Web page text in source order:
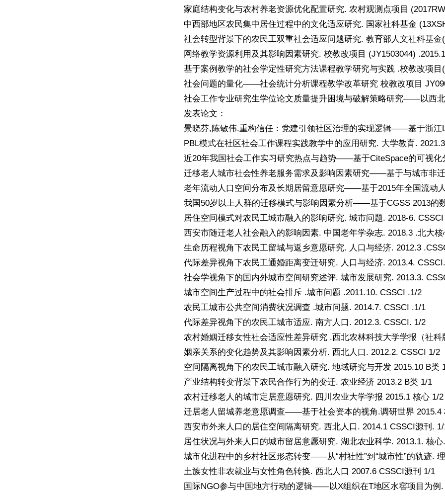
家庭结构变化与农村养老资源优化配置研究. 农村观测点项目
中西部地区农民集中居住过程中的文化适应研究. 国家社科基金
社会转型背景下的农民工双重社会适应问题研究. 教育部人文社科基
网络教学资源利用及其影响因素研究. 校教改项目 (JY1503044)
基于案例教学的社会学定性研究方法课程教学研究与实践 .校教改项目
社会问题的量化——社会统计分析课程教学改革研究 校教改项目
社会工作专业研究生学位论文质量提升困境与破解策略研究——以西
发表论文：
景晓芬,陈敏伟.重构信任：党建引领社区治理的实现逻辑——基于浙江
PBL模式在社区社会工作课程实践教学中的应用研究. 大学教育.
近20年我国社会工作实习研究热点与趋势——基于CiteSpace的可视
迁移老人城市社会性养老服务需求及影响因素研究——基于与城市非
老年流动人口空间分布及长期居留意愿研究——基于2015年全国流动
我国50岁以上人群的迁移模式与影响因素分析——基于CGSS 2013的
居住空间模式对农民工城市融入的影响研究. 城市问题. 2018-6.
西安市随迁老人社会融入的影响因素. 中国老年学杂志. 2018.3 .北大
生命历程视角下农民工留城与返乡意愿研究. 人口与经济. 2012.3
代际差异视角下农民工通婚距离变迁研究. 人口与经济. 2013.4.
社会学视角下的国内外城市空间研究述评. 城市发展研究. 2013.3.
城市空间生产过程中的社会排斥 .城市问题 .2011.10. CSSCI .1/2
农民工城市公共空间消费状况调查 .城市问题. 2014.7. CSSCI .1/1
代际差异视角下的农民工城市适应. 南方人口. 2012.3. CSSCI. 1/2
农村婚姻迁移女性社会适应性差异研究 .西北农林科技大学学报（社科
姻亲关系的变化趋势及其影响因素分析. 西北人口. 2012.2. CSSCI 1/2
空间隔离视角下的农民工城市融入研究. 地域研究与开发 2015.10 B类
产业结构转变背景下农民合作行为的变迁. 农业经济 2013.2 B类 1/1
农村迁移老人的城市定居意愿研究. 四川农业大学学报 2015.1 核心 1/2
迁居老人留城养老意愿调查——基于社会资本的视角.调研世界 2015.4
西安市外来人口的居住空间隔离研究. 西北人口. 2014.1 CSSCI源刊.
居住状况与外来人口的城市留居意愿研究. 湖北农业科学. 2013.1. 核心
城市化进程中的乡村社区形态转变——从“村社性”到“城市性”的轨迹.
土族女性非农就业与女性角色转换. 西北人口 2007.6 CSSCI源刊 1/1
国际NGO参与中国地方行动的逻辑——以X组织在T地区水窖项目为例